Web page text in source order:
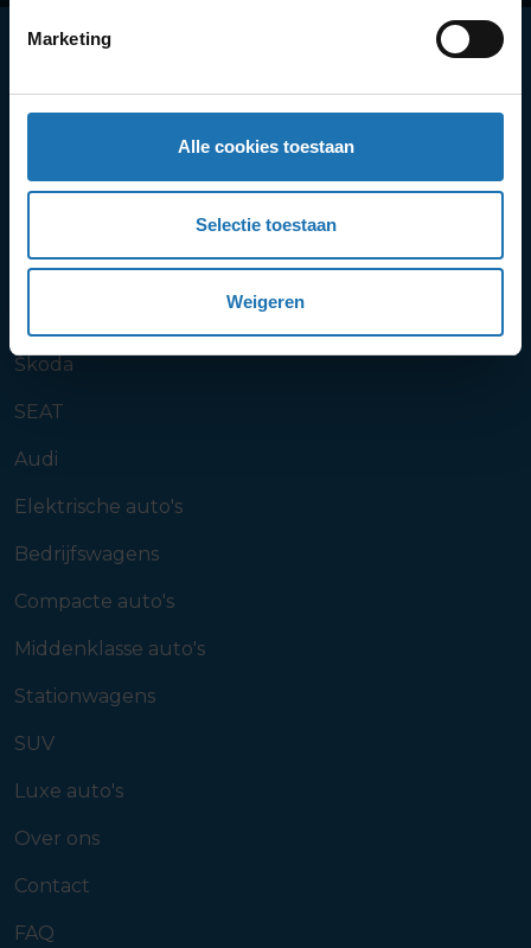
Marketing
Alle cookies toestaan
Selectie toestaan
Weigeren
3084 CBRotterdam
Volkswagen
Volkswagen Bedrijfswagen
Škoda
SEAT
Audi
Elektrische auto's
Bedrijfswagens
Compacte auto's
Middenklasse auto's
Stationwagens
SUV
Luxe auto's
Over ons
Contact
FAQ